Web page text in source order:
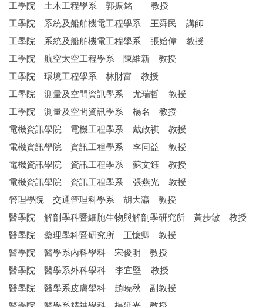
工學院 土木工程學系 郭振銘 教授
工學院 系統及船舶機電工程學系 王舜民 講師
工學院 系統及船舶機電工程學系 張始偉 教授
工學院 航空太空工程學系 陳維新 教授
工學院 環境工程學系 林財富 教授
工學院 測量及空間資訊學系 尤瑞哲 教授
工學院 測量及空間資訊學系 楊名 教授
電機資訊學院 電機工程學系 戴政祺 教授
電機資訊學院 資訊工程學系 李同益 教授
電機資訊學院 資訊工程學系 蘇文鈺 教授
電機資訊學院 資訊工程學系 張燕光 教授
管理學院 交通管理科學系 胡大瀛 教授
醫學院 解剖學科暨細胞生物與解剖學研究所 黃步敏 教授
醫學院 藥理學科暨研究所 王憶卿 教授
醫學院 醫學系內科學科 宋俊明 教授
醫學院 醫學系外科學科 李宜堅 教授
醫學院 醫學系皮膚學科 趙曉秋 副教授